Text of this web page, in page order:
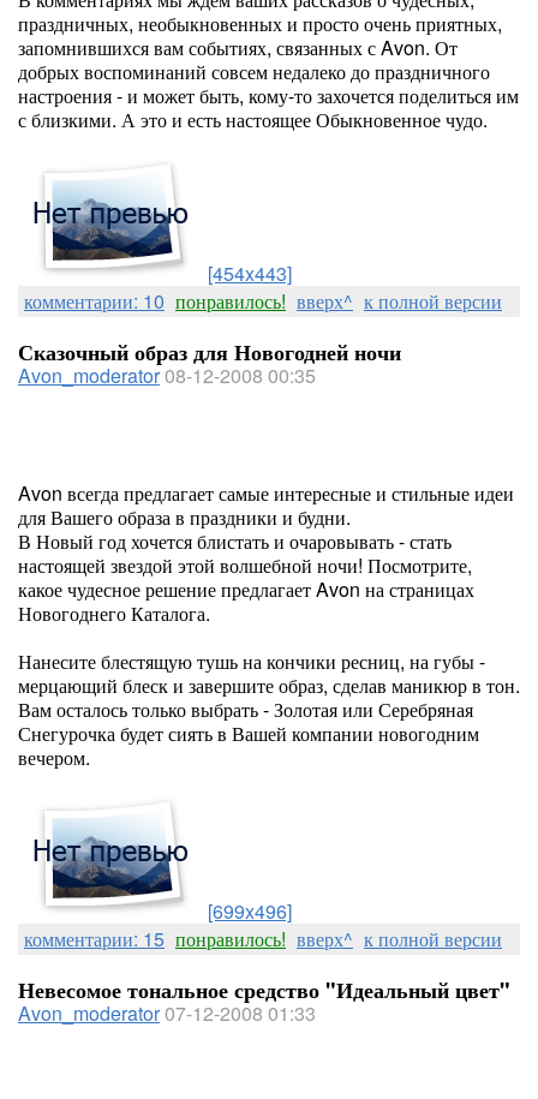
праздничных, необыкновенных и просто очень приятных,
запомнившихся вам событиях, связанных с Avon. От
добрых воспоминаний совсем недалеко до праздничного
настроения - и может быть, кому-то захочется поделиться им
с близкими. А это и есть настоящее Обыкновенное чудо.
[454x443]
комментарии: 10 понравилось! вверх^ к полной версии
Сказочный образ для Новогодней ночи
Avon_moderator08-12-2008 00:35
Avon всегда предлагает самые интересные и стильные идеи
для Вашего образа в праздники и будни.
В Новый год хочется блистать и очаровывать - стать
настоящей звездой этой волшебной ночи! Посмотрите,
какое чудесное решение предлагает Avon на страницах
Новогоднего Каталога.
Нанесите блестящую тушь на кончики ресниц, на губы -
мерцающий блеск и завершите образ, сделав маникюр в тон.
Вам осталось только выбрать - Золотая или Серебряная
Снегурочка будет сиять в Вашей компании новогодним
вечером.
[699x496]
комментарии: 15 понравилось! вверх^ к полной версии
Невесомое тональное средство "Идеальный цвет"
Avon_moderator07-12-2008 01:33